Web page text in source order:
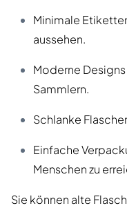
Minimale
aussehen.
Moderne
Sammlern.
Schlanke
Einfache
Menschen zu
Sie können alte